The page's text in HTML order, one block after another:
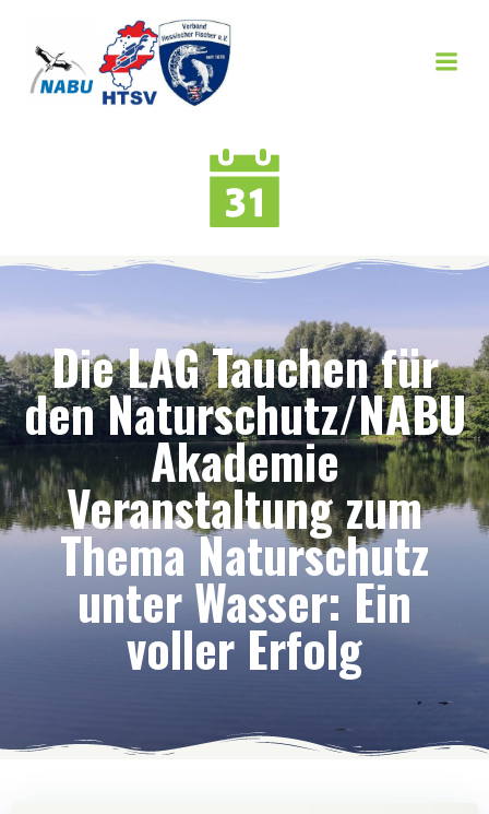
Die LAG Tauchen für
den Naturschutz/NABU
Akademie
Veranstaltung zum
Thema Naturschutz
unter Wasser: Ein
voller Erfolg